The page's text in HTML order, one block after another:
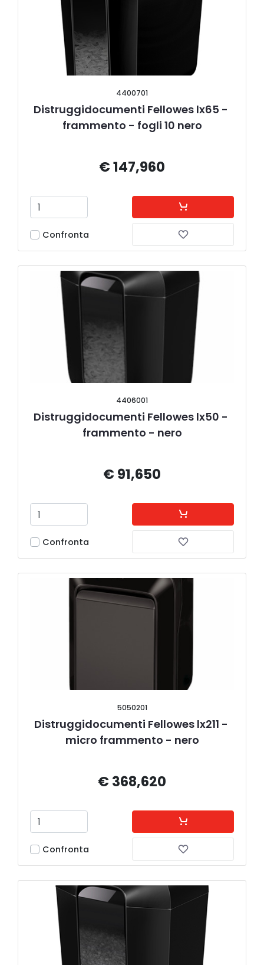
4400701
Distruggidocumenti Fellowes lx65 -
frammento - fogli 10 nero
€ 147,960
Confronta
4406001
Distruggidocumenti Fellowes lx50 -
frammento - nero
€ 91,650
Confronta
5050201
Distruggidocumenti Fellowes lx211 -
micro frammento - nero
€ 368,620
Confronta